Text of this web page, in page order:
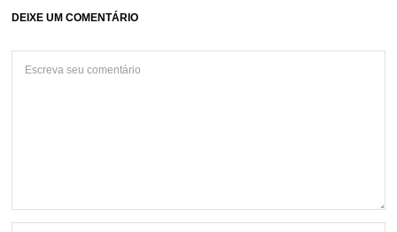
DEIXE UM COMENTÁRIO